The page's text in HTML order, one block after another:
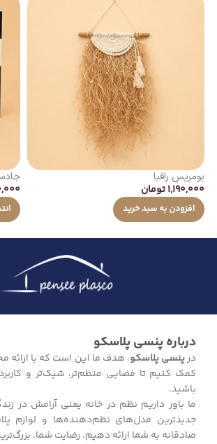
بومریس رافیا
1,190,000تومان
افزودن به سبد خرید
درباره پنسی پلاسکو
درپنسی پلاسکو، هدف ما این است که با ارائه
کمک کنیم تا فضایی منظم‌تر، شیک‌تر و
باشید.
ما باور داریم نظم در خانه یعنی آرامش در
جدیدترین مدل‌های نظم‌دهنده‌ها و لوازم
صادقانه به شما ارائه دهیم. رضایت شما،